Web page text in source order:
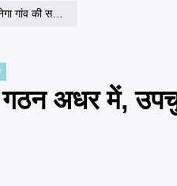
का रास्ता
अधर में,